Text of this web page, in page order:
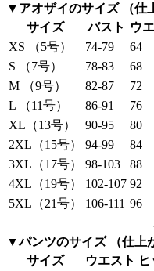
▼アオザイのサイズ （仕
サイズ
バスト ウ
XS （5号）
74-79 64
S （7号）
78-83 68
M （9号）
82-87 72
L （11号）
86-91 76
XL（13号）
90-95 80
2XL（15号）
94-99 84
3XL（17号）
98-103 88
4XL（19号）
102-107 92
5XL（21号）
106-111 96
▼パンツのサイズ （仕上
サイズ
ウエスト